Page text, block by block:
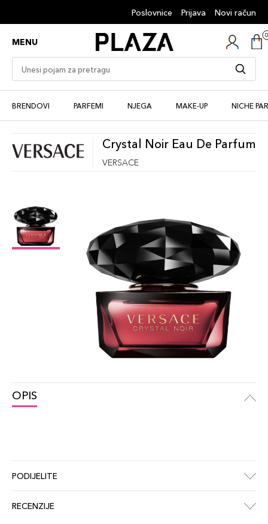
Poslovnice Prijava Novi račun
MENU
BRENDOVI PARFEMI NJEGA MAKE-UP NICHE
Crystal Noir Eau De Parfum
VERSACE
OPIS
PODIJELITE
RECENZIJE